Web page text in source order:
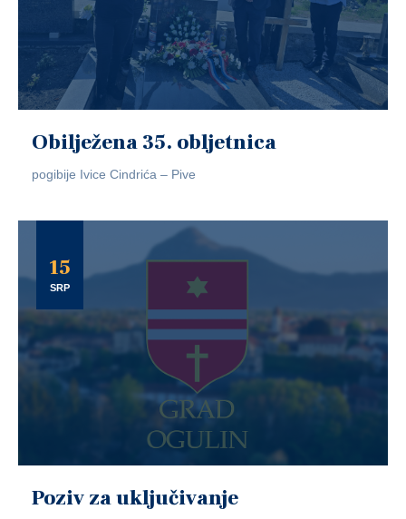
Obilježena 35. obljetnica
pogibije Ivice Cindrića – Pive
15
SRP
Poziv za uključivanje